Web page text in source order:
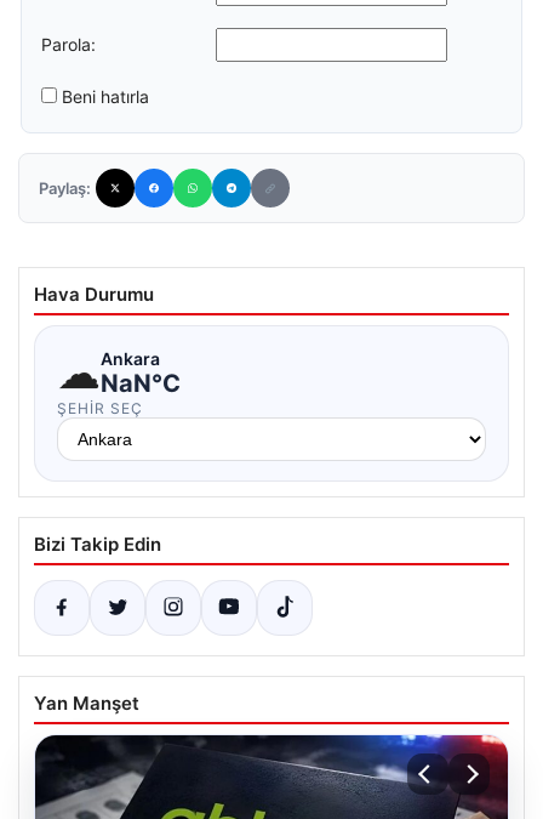
Parola:
Beni hatırla
Paylaş:
Hava Durumu
☁Ankara
NaN°C
ŞEHIR SEÇ
Bizi Takip Edin
Yan Manşet